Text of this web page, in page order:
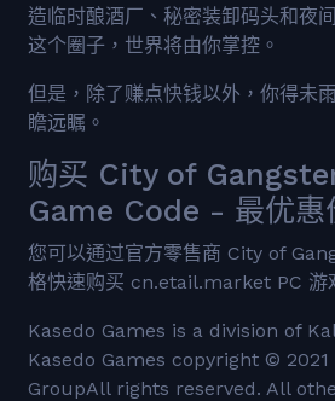
造临时酿酒厂、秘密装卸码头和夜
这个圈子，世界将由你掌控。
但是，除了赚点快钱以外，你得未
瞻远瞩。
购买 City of
Game Code - 最优惠
您可以通过官方零售商 City of
格快速购买 cn.etail.market PC 游
Kasedo Games is a division of
Kasedo Games copyright © 2021
GroupAll rights reserved. All